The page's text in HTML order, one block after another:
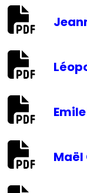
Maël